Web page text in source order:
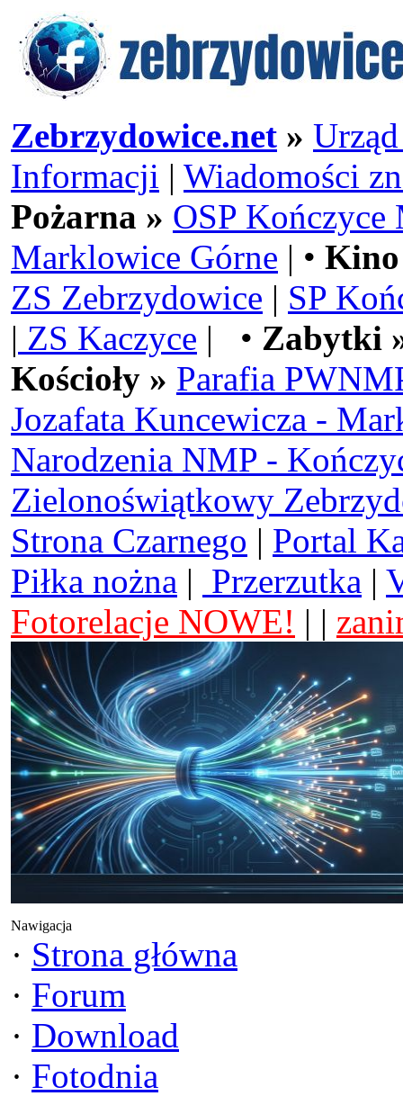
Zebrzydowice.net »
Informacji | Wiadomości
Pożarna » OSP Kończyce
Marklowice Górne | •
ZS Zebrzydowice | SP
| ZS Kaczyce | • Zabytki
Kościoły » Parafia
Jozafata Kuncewicza -
Narodzenia NMP -
Zielonoświątkowy
Strona Czarnego | Portal
Piłka nożna | Przerzutka |
Fotorelacje NOWE! | |
Nawigacja
· Strona główna
· Forum
· Download
· Fotodnia